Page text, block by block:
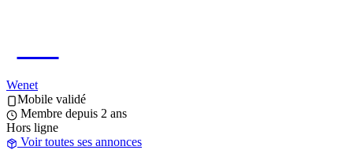
Wenet
Mobile validé
Membre depuis 2 ans
Hors ligne
Voir toutes ses annonces